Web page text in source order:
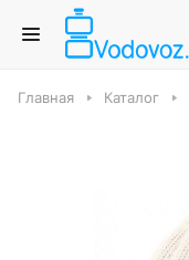
Главная Каталог